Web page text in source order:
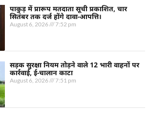
पाकुड़ में प्रारूप मतदाता सूची प्रकाशित, चार
सितंबर तक दर्ज होंगे दावा-आपत्ति।
August 6, 2026 7:52 pm
सड़क सुरक्षा नियम तोड़ने वाले 12 भारी वाहनों पर
कार्रवाई, ई-चालान काटा
August 6, 2026 7:51 pm